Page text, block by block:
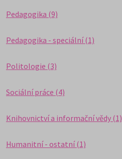
Pedagogika (9)
Pedagogika - speciální (1)
Politologie (3)
Sociální práce (4)
Knihovnictví a informační vědy (1)
Humanitní - ostatní (1)